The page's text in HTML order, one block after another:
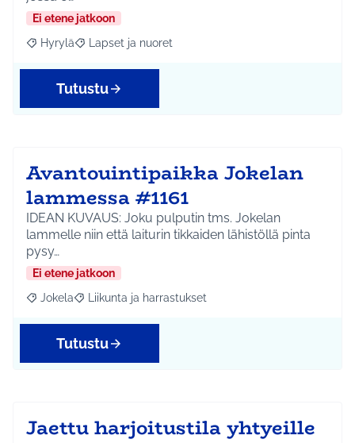
Ei etene jatkoon
Rajaa tulokset aihepiirin mukaan: Hyrylä
Hyrylä Rajaa tulokset teeman mukaan: Lapset ja nuoret
Lapset ja nuoret
Tutustu
Avantouintipaikka Jokelan
lammessa #1161
IDEAN KUVAUS: Joku pulputin tms. Jokelan
lammelle niin että laiturin tikkaiden lähistöllä pinta
pysy…
Ei etene jatkoon
Rajaa tulokset aihepiirin mukaan: Jokela
Jokela Rajaa tulokset teeman mukaan: Liikunta ja
Liikunta ja harrastukset
Tutustu
Jaettu harjoitustila yhtyeille